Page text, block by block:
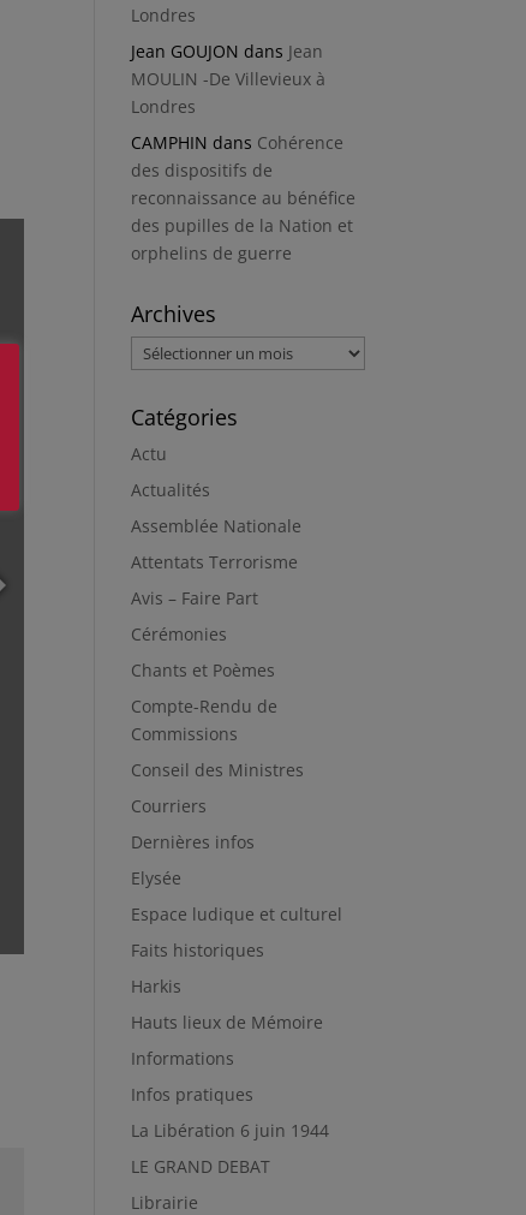
Londres
Jean GOUJON dans Jean
MOULIN -De Villevieux à
Londres
CAMPHIN dans Cohérence
des dispositifs de
reconnaissance au bénéfice
des pupilles de la Nation et
orphelins de guerre
Archives
Archives
Catégories
Actu
Actualités
Assemblée Nationale
Attentats Terrorisme
Avis – Faire Part
Cérémonies
Chants et Poèmes
Compte-Rendu de
Commissions
Conseil des Ministres
Courriers
Dernières infos
Elysée
Espace ludique et culturel
Faits historiques
Harkis
Hauts lieux de Mémoire
Informations
Infos pratiques
La Libération 6 juin 1944
LE GRAND DEBAT
Librairie